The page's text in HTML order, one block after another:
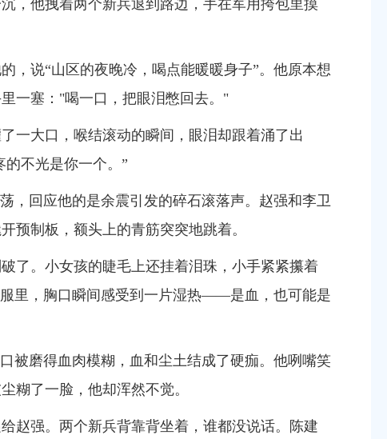
，他拽着两个新兵退到路边，手在军用挎包里摸
，说“山区的夜晚冷，喝点能暖暖身子”。他原本想
一塞："喝一口，把眼泪憋回去。"
一大口，喉结滚动的瞬间，眼泪却跟着涌了出
不光是你一个。 ”
，回应他的是余震引发的碎石滚落声。赵强和李卫
预制板，额头上的青筋突突地跳着。
了。小女孩的睫毛上还挂着泪珠，小手紧紧攥着
里，胸口瞬间感受到一片湿热——是血，也可能是
被磨得血肉模糊，血和尘土结成了硬痂。他咧嘴笑
糊了一脸，他却浑然不觉。
赵强。两个新兵背靠背坐着，谁都没说话。陈建